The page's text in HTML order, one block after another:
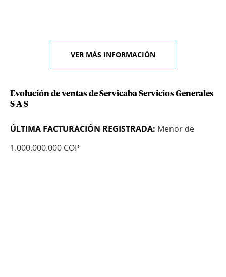
VER MÁS INFORMACIÓN
Evolución de ventas de Servicaba Servicios Generales
S A S
ÚLTIMA FACTURACIÓN REGISTRADA: Menor de
1.000.000.000 COP